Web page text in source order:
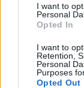
I want to
Personal
Opted In
I want to
Retention,
Personal
Purposes
Opted Out
Η
By